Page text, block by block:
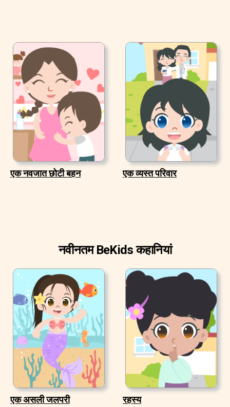
एक नवजात छोटी बहन एक व्यस्त परिवार
नवीनतम BeKids कहानियां
एक असली जलपरी रहस्य